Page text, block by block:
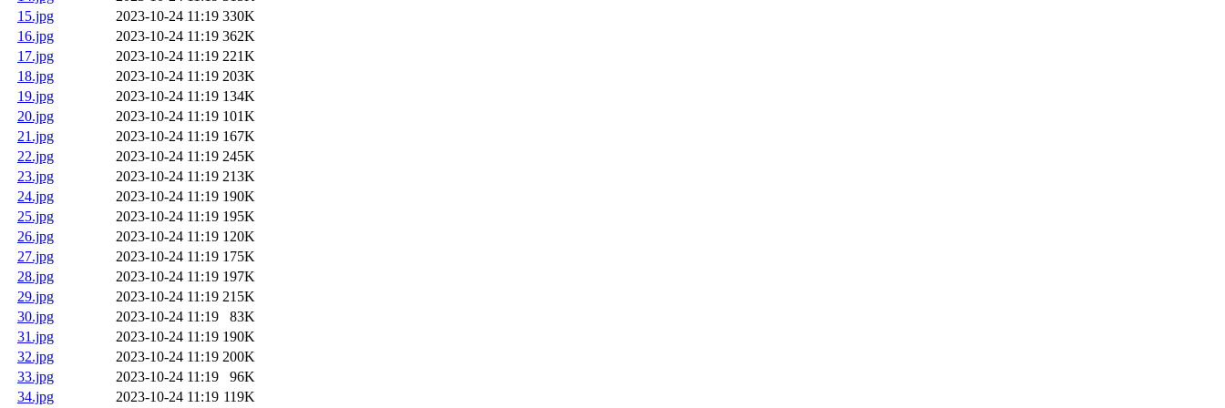
15.jpg
2023-10-24 11:19 330K
16.jpg
2023-10-24 11:19 362K
17.jpg
2023-10-24 11:19 221K
18.jpg
2023-10-24 11:19 203K
19.jpg
2023-10-24 11:19 134K
20.jpg
2023-10-24 11:19 101K
21.jpg
2023-10-24 11:19 167K
22.jpg
2023-10-24 11:19 245K
23.jpg
2023-10-24 11:19 213K
24.jpg
2023-10-24 11:19 190K
25.jpg
2023-10-24 11:19 195K
26.jpg
2023-10-24 11:19 120K
27.jpg
2023-10-24 11:19 175K
28.jpg
2023-10-24 11:19 197K
29.jpg
2023-10-24 11:19 215K
30.jpg
2023-10-24 11:19
83K
31.jpg
2023-10-24 11:19 190K
32.jpg
2023-10-24 11:19 200K
33.jpg
2023-10-24 11:19
96K
34.jpg
2023-10-24 11:19 119K